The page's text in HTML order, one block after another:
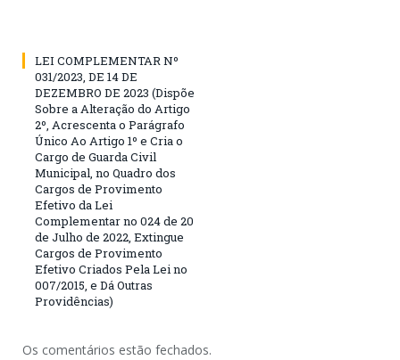
LEI COMPLEMENTAR Nº
031/2023, DE 14 DE
DEZEMBRO DE 2023 (Dispõe
Sobre a Alteração do Artigo
2º, Acrescenta o Parágrafo
Único Ao Artigo 1º e Cria o
Cargo de Guarda Civil
Municipal, no Quadro dos
Cargos de Provimento
Efetivo da Lei
Complementar no 024 de 20
de Julho de 2022, Extingue
Cargos de Provimento
Efetivo Criados Pela Lei no
007/2015, e Dá Outras
Providências)
Os comentários estão fechados.